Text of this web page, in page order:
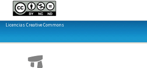
Licencias Creative Commons